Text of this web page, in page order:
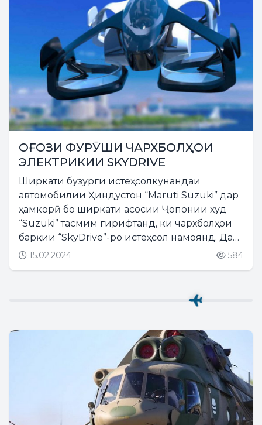
ОҒОЗИ ФУРӮШИ ЧАРХБОЛҲОИ
ЭЛЕКТРИКИИ SKYDRIVE
Ширкати бузурги истеҳсолкунандаи
автомобилии Ҳиндустон “Maruti Suzuki” дар
ҳамкорӣ бо ширкати асосии Ҷопонии худ
“Suzuki” тасмим гирифтанд, ки чархболҳои
барқии “SkyDrive”-ро истеҳсол намоянд. Дар
ин бора Prime бо истинод ба Times of India
15.02.2024 584